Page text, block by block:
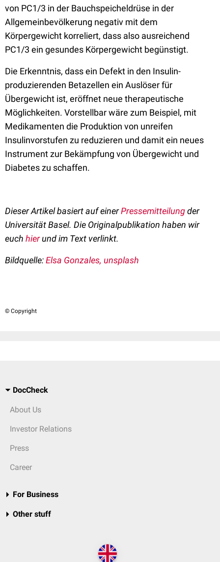
von PC1/3 in der Bauchspeicheldrüse in der
Allgemeinbevölkerung negativ mit dem
Körpergewicht korreliert, dass also ausreichend
PC1/3 ein gesundes Körpergewicht begünstigt.
Die Erkenntnis, dass ein Defekt in den Insulin-
produzierenden Betazellen ein Auslöser für
Übergewicht ist, eröffnet neue therapeutische
Möglichkeiten. Vorstellbar wäre zum Beispiel, mit
Medikamenten die Produktion von unreifen
Insulinvorstufen zu reduzieren und damit ein neues
Instrument zur Bekämpfung von Übergewicht und
Diabetes zu schaffen.
Dieser Artikel basiert auf einerPressemitteilungder
Universität Basel. Die Originalpublikation haben wir
euch hierund im Text verlinkt.
Bildquelle:Elsa Gonzales, unsplash
© Copyright
DocCheck
About Us
Investor Relations
Press
Career
For Business
Other stuff